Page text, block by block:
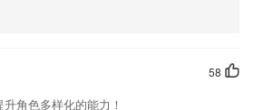
58
角色多样化的能力！